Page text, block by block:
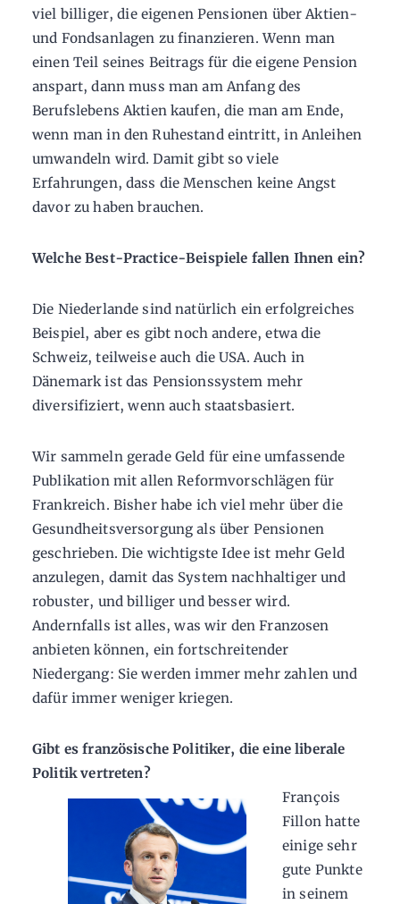
viel billiger, die eigenen Pensionen über Aktien-
und Fondsanlagen zu finanzieren. Wenn man
einen Teil seines Beitrags für die eigene Pension
anspart, dann muss man am Anfang des
Berufslebens Aktien kaufen, die man am Ende,
wenn man in den Ruhestand eintritt, in Anleihen
umwandeln wird. Damit gibt so viele
Erfahrungen, dass die Menschen keine Angst
davor zu haben brauchen.
Welche Best-Practice-Beispiele fallen Ihnen ein?
Die Niederlande sind natürlich ein erfolgreiches
Beispiel, aber es gibt noch andere, etwa die
Schweiz, teilweise auch die USA. Auch in
Dänemark ist das Pensionssystem mehr
diversifiziert, wenn auch staatsbasiert.
Wir sammeln gerade Geld für eine umfassende
Publikation mit allen Reformvorschlägen für
Frankreich. Bisher habe ich viel mehr über die
Gesundheitsversorgung als über Pensionen
geschrieben. Die wichtigste Idee ist mehr Geld
anzulegen, damit das System nachhaltiger und
robuster, und billiger und besser wird.
Andernfalls ist alles, was wir den Franzosen
anbieten können, ein fortschreitender
Niedergang: Sie werden immer mehr zahlen und
dafür immer weniger kriegen.
Gibt es französische Politiker, die eine liberale
Politik vertreten?
François
Fillon hatte
einige sehr
gute Punkte
in seinem